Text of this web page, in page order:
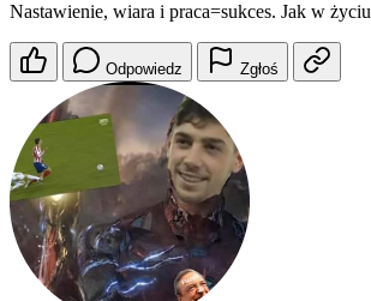
Nastawienie, wiara i praca=sukces. Jak w życiu
Odpowiedz Zgłoś